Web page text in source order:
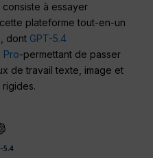
à essayer
plateforme tout-en-un
dont GPT-5.4
Pro-permettant de passer
de travail texte, image et